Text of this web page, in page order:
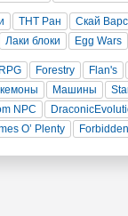
ТНТ Ран Скай Варс
Лаки блоки Egg Wars
Forestry Flan's
Машины
NPC
O’ Plenty